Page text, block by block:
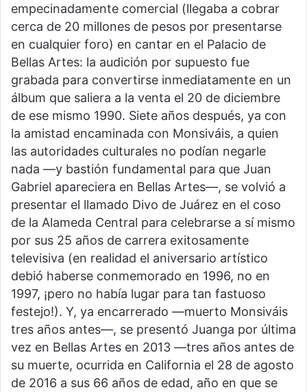
empecinadamente comercial (llegaba a cobrar
cerca de 20 millones de pesos por presentarse
en cualquier foro) en cantar en el Palacio de
Bellas Artes: la audición por supuesto fue
grabada para convertirse inmediatamente en un
álbum que saliera a la venta el 20 de diciembre
de ese mismo 1990. Siete años después, ya con
la amistad encaminada con Monsiváis, a quien
las autoridades culturales no podían negarle
nada —y bastión fundamental para que Juan
Gabriel apareciera en Bellas Artes—, se volvió a
presentar el llamado Divo de Juárez en el coso
de la Alameda Central para celebrarse a sí mismo
por sus 25 años de carrera exitosamente
televisiva (en realidad el aniversario artístico
debió haberse conmemorado en 1996, no en
1997, ¡pero no había lugar para tan fastuoso
festejo!). Y, ya encarrerado —muerto Monsiváis
tres años antes—, se presentó Juanga por última
vez en Bellas Artes en 2013 —tres años antes de
su muerte, ocurrida en California el 28 de agosto
de 2016 a sus 66 años de edad, año en que se